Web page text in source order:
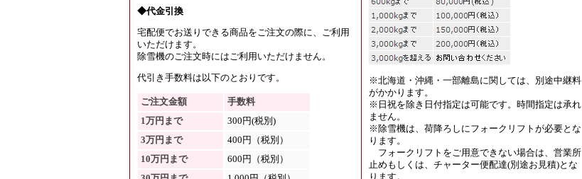
◆代金引換
宅配便でお送りできる商品をご注文の際に、ご利用
いただけます。
除雪機のご注文時にはご利用いただけません。
代引き手数料は以下のとおりです。
ご注文金額
手数料
1万円まで
300円(税別)
3万円まで
400円（税別）
10万円まで
600円（税別）
※北海道・沖縄・一部離島に関しては、別途中継料
がかかります。
※日祝を除き日付指定は可能です。時間指定は承れ
ません。
※除雪機は、荷降ろしにフォークリフトが必要とな
ります。
フォークリフトをご用意できない場合は、営業所
止めもしくは、チャーター便配達(別途お見積)とな
ります。